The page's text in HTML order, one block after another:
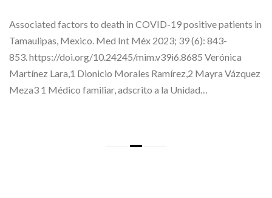
Associated factors to death in COVID-19 positive patients in
Tamaulipas, Mexico. Med Int Méx 2023; 39 (6): 843-
853. https://doi.org/10.24245/mim.v39i6.8685 Verónica
Martínez Lara,1 Dionicio Morales Ramírez,2 Mayra Vázquez
Meza3 1 Médico familiar, adscrito a la Unidad…